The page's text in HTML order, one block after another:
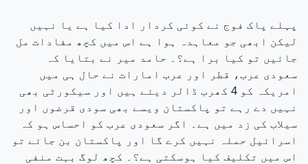
پہلے پاک فوج نے کوئی کردار ادا کیا ہے یا نہیں
لیکن ابھی جو معاہدہ ہوا ہے اس میں کچھ مفادات مل
جائیں تو کیا برا ہے؟۔ حامد میر نے بتایا کہ
سعودی عرب، قطر اور عرب امارات نے حال ہی میں
امریکہ کو 4 کھرب ڈالر دیئے ہیں اور سیکورٹی بھی
نہیں دے رہے تو پاکستان ویسے بھی سودی قرضوں اور
سیلاب کی زد میں ہے۔ اگر سعودی عرب کو احساس ہو کہ
اسرائیل حملہ نہیں کرے گا اور پاکستان بن جائے تو
اس میں تکلیف کیا ہوسکتی ہے؟۔ کچھ لوگ بہت منفی